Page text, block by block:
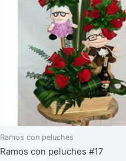
Ramos con peluches
Ramos con peluches #17